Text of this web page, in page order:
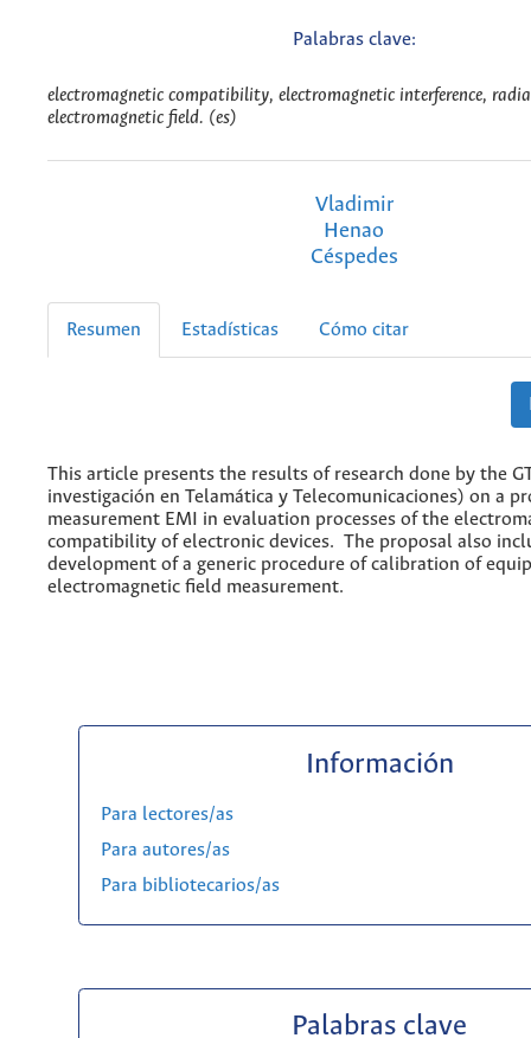
Palabras clave:
electromagnetic compatibility, electromagnetic interference,
electromagnetic field. (es)
Vladimir
Henao
Céspedes
Resumen Estadísticas Cómo citar
This article presents the results of research done by the
investigación en Telamática y Telecomunicaciones) on a
measurement EMI in evaluation processes of the
compatibility of electronic devices. The proposal also
development of a generic procedure of calibration of
electromagnetic field measurement.
Información
Para lectores/as
Para autores/as
Para bibliotecarios/as
Palabras clave